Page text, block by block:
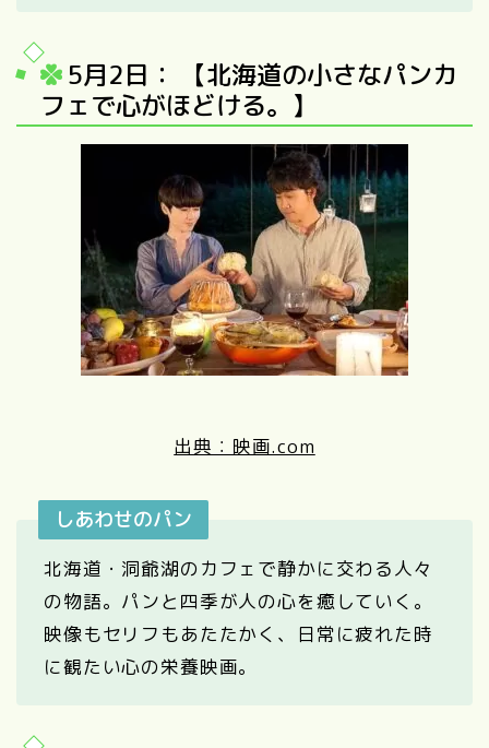
5月2日： 【北海道の小さなパンカ
フェで心がほどける。】
出典：映画.com
しあわせのパン
北海道・洞爺湖のカフェで静かに交わる人々
の物語。パンと四季が人の心を癒していく。
映像もセリフもあたたかく、日常に疲れた時
に観たい心の栄養映画。